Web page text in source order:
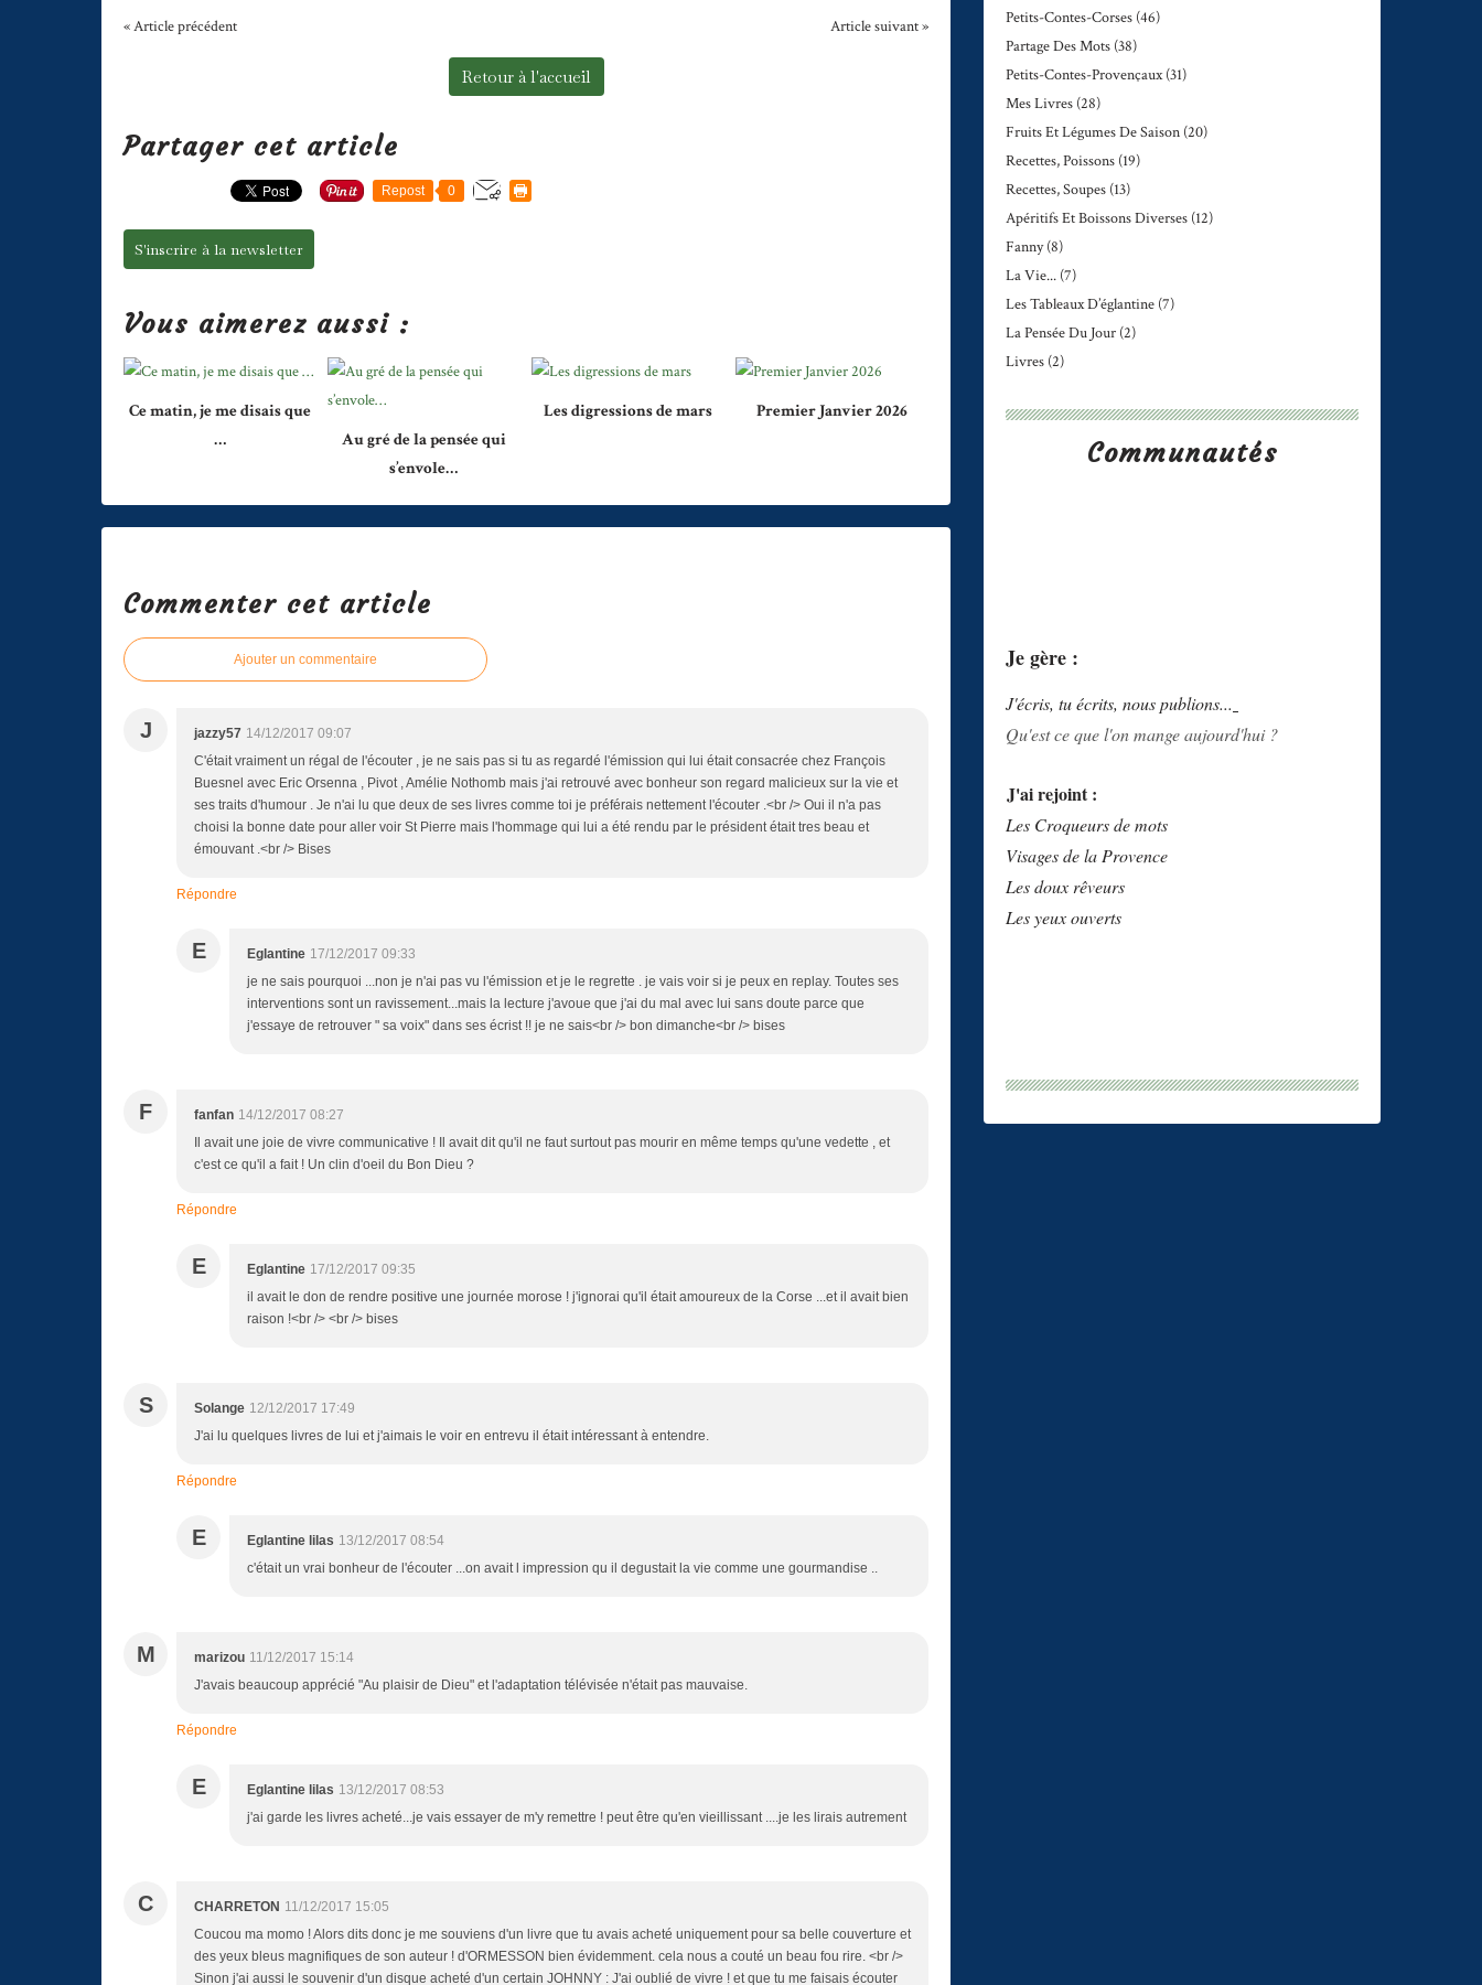
« Article précédent Article suivant »
Retour à l'accueil
Partager cet article
Repost 0
S'inscrire à la newsletter
Vous aimerez aussi :
Ce matin, je me disais que
…
Au gré de la pensée qui
s’envole…
Les digressions de mars Premier Janvier 2026
Commenter cet article
Ajouter un commentaire
J jazzy57 14/12/2017 09:07
C'était vraiment un régal de l'écouter , je ne sais pas si tu as regardé l'émission qui lui était consacrée chez François
Buesnel avec Eric Orsenna , Pivot , Amélie Nothomb mais j'ai retrouvé avec bonheur son regard malicieux sur la vie et
ses traits d'humour . Je n'ai lu que deux de ses livres comme toi je préférais nettement l'écouter .<br /> Oui il n'a pas
choisi la bonne date pour aller voir St Pierre mais l'hommage qui lui a été rendu par le président était tres beau et
émouvant .<br /> Bises
Répondre
E Eglantine 17/12/2017 09:33
je ne sais pourquoi ...non je n'ai pas vu l'émission et je le regrette . je vais voir si je peux en replay. Toutes ses
interventions sont un ravissement...mais la lecture j'avoue que j'ai du mal avec lui sans doute parce que
j'essaye de retrouver " sa voix" dans ses écrist !! je ne sais<br /> bon dimanche<br /> bises
F fanfan 14/12/2017 08:27
Il avait une joie de vivre communicative ! Il avait dit qu'il ne faut surtout pas mourir en même temps qu'une vedette , et
c'est ce qu'il a fait ! Un clin d'oeil du Bon Dieu ?
Répondre
E Eglantine 17/12/2017 09:35
il avait le don de rendre positive une journée morose ! j'ignorai qu'il était amoureux de la Corse ...et il avait bien
raison !<br /> <br /> bises
S Solange 12/12/2017 17:49
J'ai lu quelques livres de lui et j'aimais le voir en entrevu il était intéressant à entendre.
Répondre
E Eglantine lilas 13/12/2017 08:54
c'était un vrai bonheur de l'écouter ...on avait l impression qu il degustait la vie comme une gourmandise ..
M marizou 11/12/2017 15:14
J'avais beaucoup apprécié "Au plaisir de Dieu" et l'adaptation télévisée n'était pas mauvaise.
Répondre
E Eglantine lilas 13/12/2017 08:53
j'ai garde les livres acheté...je vais essayer de m'y remettre ! peut être qu'en vieillissant ....je les lirais autrement
C CHARRETON 11/12/2017 15:05
Coucou ma momo ! Alors dits donc je me souviens d'un livre que tu avais acheté uniquement pour sa belle couverture et
des yeux bleus magnifiques de son auteur ! d'ORMESSON bien évidemment. cela nous a couté un beau fou rire. <br />
Sinon j'ai aussi le souvenir d'un disque acheté d'un certain JOHNNY : J'ai oublié de vivre ! et que tu me faisais écouter
Petits-Contes-Corses (46)
Partage Des Mots (38)
Petits-Contes-Provençaux(31)
Mes Livres (28)
Fruits Et Légumes De Saison (20)
Recettes, Poissons (19)
Recettes, Soupes (13)
Apéritifs Et Boissons Diverses (12)
Fanny(8)
La Vie... (7)
Les Tableaux D’églantine (7)
La Pensée Du Jour (2)
Livres (2)
Communautés
Je gère :
J'écris, tu écrits, nous publions...
Qu'est ce que l'on mange aujourd'hui ?
J'ai rejoint :
Les Croqueurs de mots
Visages de la Provence
Les doux rêveurs
Les yeux ouverts